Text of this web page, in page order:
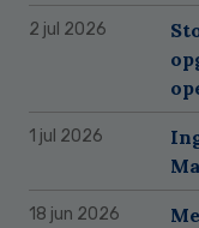
2 jul 2026
1 jul 2026
18 jun 2026